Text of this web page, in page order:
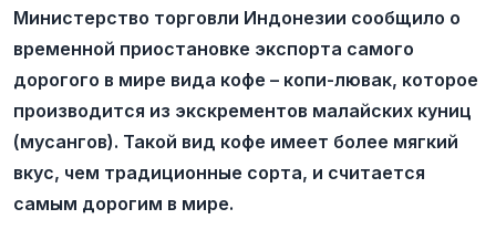
Министерство торговли Индонезии сообщило о
временной приостановке экспорта самого
дорогого в мире вида кофе – копи-лювак, которое
производится из экскрементов малайских куниц
(мусангов). Такой вид кофе имеет более мягкий
вкус, чем традиционные сорта, и считается
самым дорогим в мире.